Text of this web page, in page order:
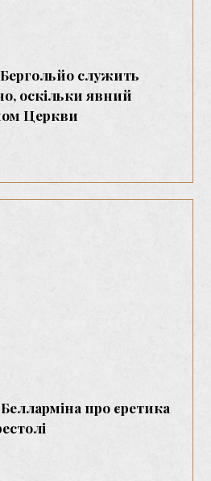
служить
оскільки явний
Церкви
про єретика